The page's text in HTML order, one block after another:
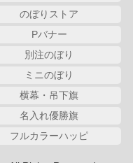
のぼりストア
Pバナー
別注のぼり
ミニのぼり
横幕・吊下旗
名入れ優勝旗
フルカラーハッピ